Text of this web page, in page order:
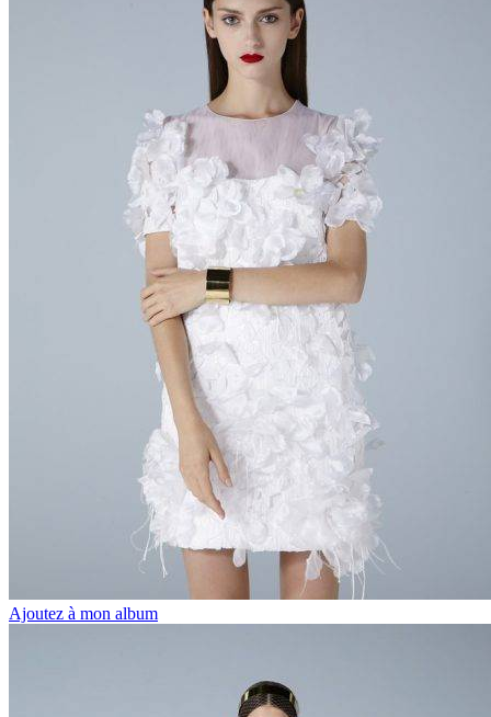
Ajoutez à mon album